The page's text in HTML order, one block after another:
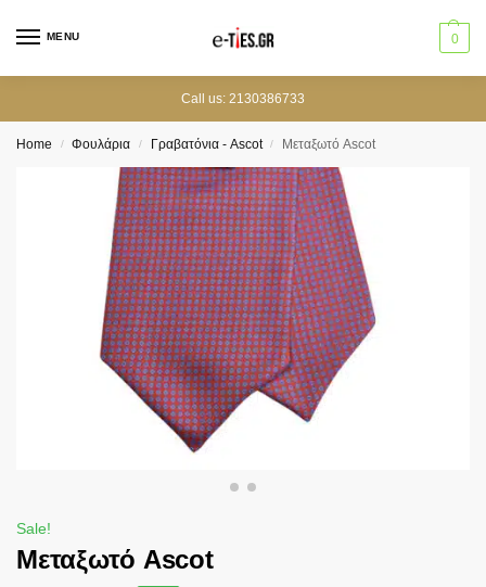
MENU 0
Call us: 2130386733
Home / Φουλάρια / Γραβατόνια - Ascot / Μεταξωτό Ascot
Sale!
Μεταξωτό Ascot